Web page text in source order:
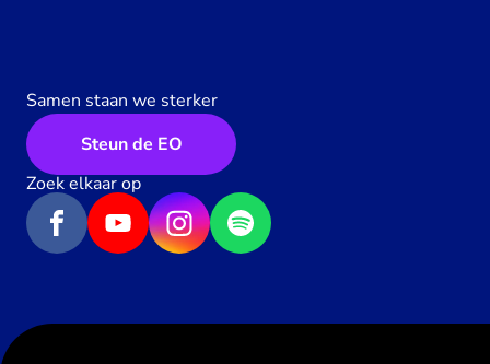
Samen staan we sterker
Steun de EO
Zoek elkaar op